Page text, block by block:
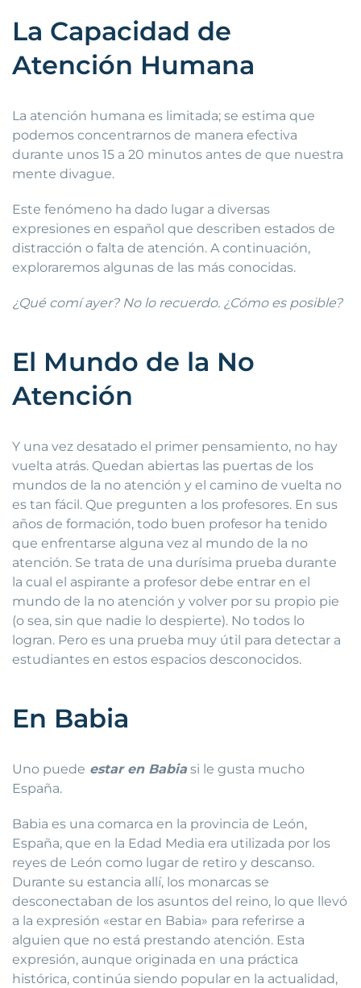
La Capacidad de
Atención Humana
La atención humana es limitada; se estima que
podemos concentrarnos de manera efectiva
durante unos 15 a 20 minutos antes de que nuestra
mente divague.
Este fenómeno ha dado lugar a diversas
expresiones en español que describen estados de
distracción o falta de atención. A continuación,
exploraremos algunas de las más conocidas.
¿Qué comí ayer? No lo recuerdo. ¿Cómo es posible?
El Mundo de la No
Atención
Y una vez desatado el primer pensamiento, no hay
vuelta atrás. Quedan abiertas las puertas de los
mundos de la no atención y el camino de vuelta no
es tan fácil. Que pregunten a los profesores. En sus
años de formación, todo buen profesor ha tenido
que enfrentarse alguna vez al mundo de la no
atención. Se trata de una durísima prueba durante
la cual el aspirante a profesor debe entrar en el
mundo de la no atención y volver por su propio pie
(o sea, sin que nadie lo despierte). No todos lo
logran. Pero es una prueba muy útil para detectar a
estudiantes en estos espacios desconocidos.
En Babia
Uno puede estar en Babia si le gusta mucho
España.
Babia es una comarca en la provincia de León,
España, que en la Edad Media era utilizada por los
reyes de León como lugar de retiro y descanso.
Durante su estancia allí, los monarcas se
desconectaban de los asuntos del reino, lo que llevó
a la expresión «estar en Babia» para referirse a
alguien que no está prestando atención. Esta
expresión, aunque originada en una práctica
histórica, continúa siendo popular en la actualidad,